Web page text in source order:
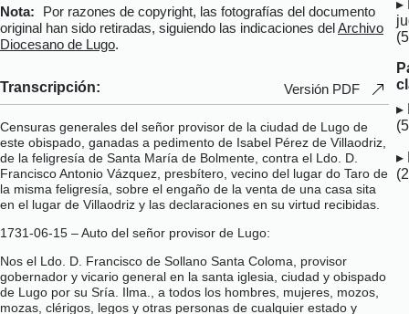
Nota:
Por razones de copyright, las fotografías del documento
original han sido retiradas, siguiendo las indicaciones delArchivo
Diocesano de Lugo.
Transcripción: Versión PDF
Censuras generales del señor provisor de la ciudad de Lugo de
este obispado, ganadas a pedimento de Isabel Pérez de Villaodriz,
de la feligresía de Santa María de Bolmente, contra el Ldo. D.
Francisco Antonio Vázquez, presbítero, vecino del lugar do Taro de
la misma feligresía, sobre el engaño de la venta de una casa sita
en el lugar de Villaodriz y las declaraciones en su virtud recibidas.
1731-06-15 – Auto del señor provisor de Lugo:
Nos el Ldo. D. Francisco de Sollano Santa Coloma, provisor
gobernador y vicario general en la santa iglesia, ciudad y obispado
de Lugo por su Sría. Ilma., a todos los hombres, mujeres, mozos,
mozas, clérigos, legos y otras personas de cualquier estado y